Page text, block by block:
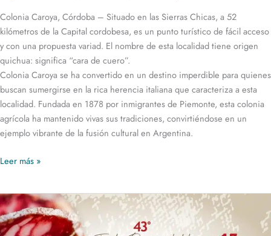
Colonia Caroya, Córdoba – Situado en las Sierras Chicas, a 52
kilómetros de la Capital cordobesa, es un punto turístico de fácil acceso
y con una propuesta variad. El nombre de esta localidad tiene origen
quichua: significa “cara de cuero”.
Colonia Caroya se ha convertido en un destino imperdible para quienes
buscan sumergirse en la rica herencia italiana que caracteriza a esta
localidad. Fundada en 1878 por inmigrantes de Piemonte, esta colonia
agrícola ha mantenido vivas sus tradiciones, convirtiéndose en un
ejemplo vibrante de la fusión cultural en Argentina.
Leer más »
Fiesta
Provincial
del